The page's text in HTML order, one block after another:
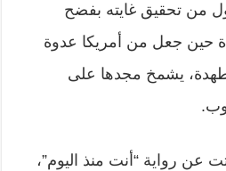
من تحقيق غايته بفضح
حين جعل من أمريكا عدوة
يشمخ مجدها على
عن رواية “أنت منذ اليوم”،